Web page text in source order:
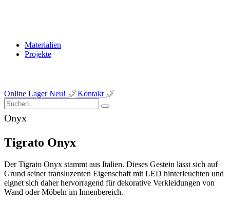
Materialien
Projekte
Online LagerNeu! Kontakt
Onyx
Tigrato Onyx
Der Tigrato Onyx stammt aus Italien. Dieses Gestein lässt sich auf
Grund seiner transluzenten Eigenschaft mit LED hinterleuchten und
eignet sich daher hervorragend für dekorative Verkleidungen von
Wand oder Möbeln im Innenbereich.